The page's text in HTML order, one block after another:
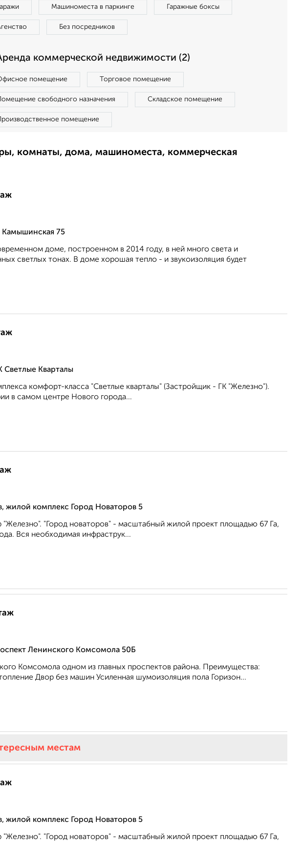
Гаражи Машиноместа в паркинге Гаражные боксы
Без посредников
коммерческой недвижимости (2)
помещение Торговое помещение
Помещение свободного назначения Складское помещение
Производственное помещение
комнаты, дома, машиноместа, коммерческая
75
доме, построенном в 2014 году, в ней много света и
светлых тонах. В доме хорошая тепло - и звукоизоляция будет
Кварталы
комфорт-класса "Светлые кварталы" (Застройщик - ГК "Железно").
в самом центре Нового города...
жилой комплекс Город Новаторов 5
"Железно". "Город новаторов" - масштабный жилой проект площадью 67 Га,
Вся необходимая инфраструк...
Ленинского Комсомола 50Б
Комсомола одном из главных проспектов района. Преимущества:
Двор без машин Усиленная шумоизоляция пола Горизон...
местам
жилой комплекс Город Новаторов 5
"Железно". "Город новаторов" - масштабный жилой проект площадью 67 Га,